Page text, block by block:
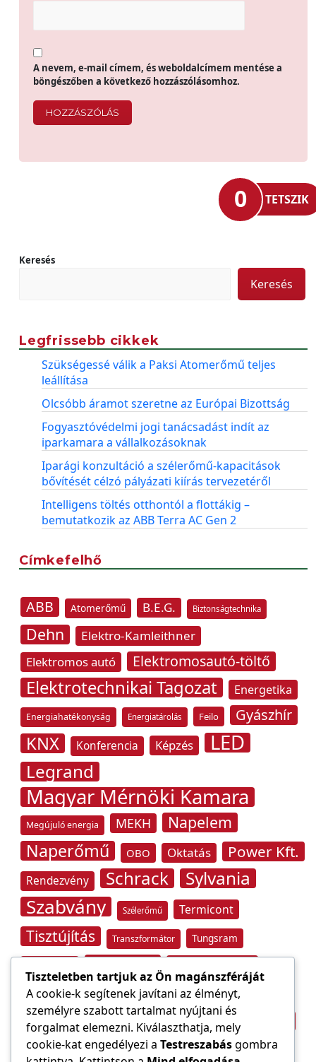
A nevem, e-mail címem, és weboldalcímem mentése a
böngészőben a következő hozzászólásomhoz.
0 TETSZIK
Keresés
Keresés
Legfrissebb cikkek
Szükségessé válik a Paksi Atomerőmű teljes
leállítása
Olcsóbb áramot szeretne az Európai Bizottság
Fogyasztóvédelmi jogi tanácsadást indít az
iparkamara a vállalkozásoknak
Iparági konzultáció a szélerőmű-kapacitások
bővítését célzó pályázati kiírás tervezetéről
Intelligens töltés otthontól a flottákig –
bemutatkozik az ABB Terra AC Gen 2
Címkefelhő
ABB Atomerőmű B.E.G. Biztonságtechnika
Dehn
Elektro-Kamleithner
Elektromos autó
Elektromosautó-töltő
Elektrotechnikai Tagozat Energetika
Energiahatékonyság Energiatárolás Feilo Gyászhír
KNX Konferencia Képzés LED
Legrand
Magyar Mérnöki Kamara
Megújuló energia MEKH Napelem
Naperőmű OBO Oktatás Power Kft.
Rendezvény Schrack Sylvania
Szabvány Szélerőmű Termicont
Tisztújítás Transzformátor Tungsram
Villámvédelem
Világítástechnika Áramfogyasztás
Áramszolgáltató Építőipar átviteli hálózat
Tiszteletben tartjuk az Ön magánszféráját
A cookie-k segítenek javítani az élményt,
személyre szabott tartalmat nyújtani és
forgalmat elemezni. Kiválaszthatja, mely
cookie-kat engedélyezi a Testreszabásgombra